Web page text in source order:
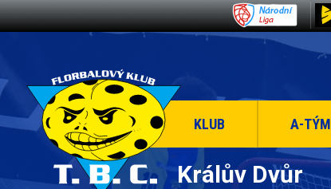
KLUB A-TÝM
Králův Dvůr